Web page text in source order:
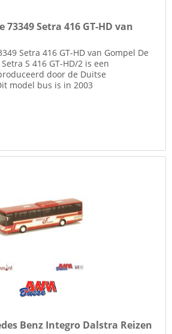
Setra 416 GT-HD van
Setra 416 GT-HD van Gompel De
S 416 GT-HD/2 is een
door de Duitse
model bus is in 2003
Benz Integro Dalstra Reizen